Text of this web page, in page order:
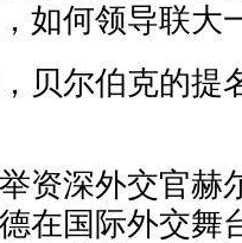
如何领导联大
贝尔伯克的提
资深外交官赫
在国际外交舞